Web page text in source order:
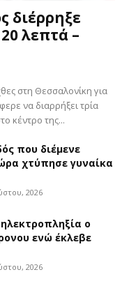
διέρρηξε
λεπτά –
στη Θεσσαλονίκη για
να διαρρήξει τρία
κέντρο της...
που διέμενε
χτύπησε γυναίκα
2026
ο
ενώ έκλεβε
2026